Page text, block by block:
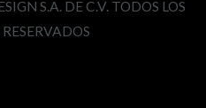
S.A. DE C.V. TODOS LOS